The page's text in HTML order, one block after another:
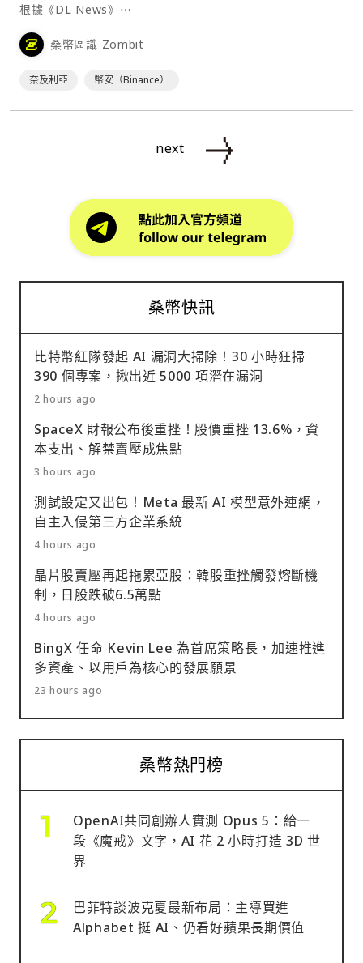
根據《DL News》⋯
桑幣區識 Zombit
奈及利亞 幣安（Binance）
next
桑幣快訊
比特幣紅隊發起 AI 漏洞大掃除！30 小時狂掃
390 個專案，揪出近 5000 項潛在漏洞
2 hours ago
SpaceX 財報公布後重挫！股價重挫 13.6%，資
本支出、解禁賣壓成焦點
3 hours ago
測試設定又出包！Meta 最新 AI 模型意外連網，
自主入侵第三方企業系統
4 hours ago
晶片股賣壓再起拖累亞股：韓股重挫觸發熔斷機
制，日股跌破6.5萬點
4 hours ago
BingX 任命 Kevin Lee 為首席策略長，加速推進
多資產、以用戶為核心的發展願景
23 hours ago
桑幣熱門榜
OpenAI共同創辦人實測 Opus 5：給一
段《魔戒》文字，AI 花 2 小時打造 3D 世
界
巴菲特談波克夏最新布局：主導買進
Alphabet 挺 AI、仍看好蘋果長期價值